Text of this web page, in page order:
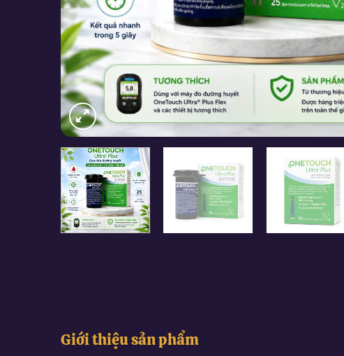
Giới thiệu sản phẩm